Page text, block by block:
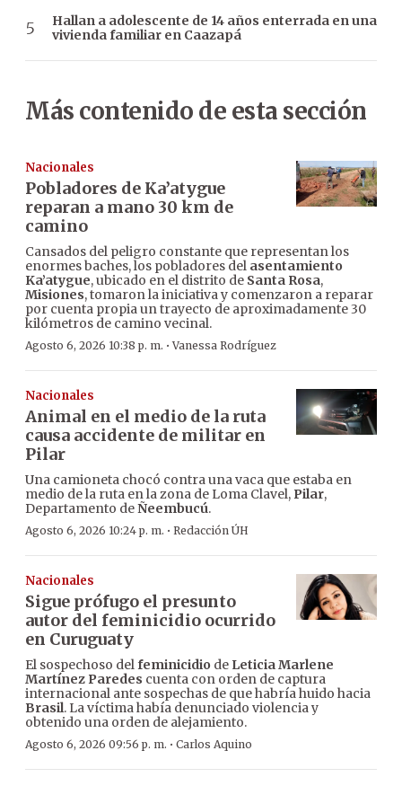
Hallan a adolescente de 14 años enterrada en una
vivienda familiar en Caazapá
Más contenido de esta sección
Nacionales
Pobladores de Ka’atygue
reparan a mano 30 km de
camino
Cansados del peligro constante que representan los
enormes baches, los pobladores del asentamiento
Ka’atygue, ubicado en el distrito de Santa Rosa,
Misiones, tomaron la iniciativa y comenzaron a reparar
por cuenta propia un trayecto de aproximadamente 30
kilómetros de camino vecinal.
Agosto 6, 2026 10:38 p. m. ·Vanessa Rodríguez
Nacionales
Animal en el medio de la ruta
causa accidente de militar en
Pilar
Una camioneta chocó contra una vaca que estaba en
medio de la ruta en la zona de Loma Clavel, Pilar,
Departamento deÑeembucú.
Agosto 6, 2026 10:24 p. m. · Redacción ÚH
Nacionales
Sigue prófugo el presunto
autor del feminicidio ocurrido
en Curuguaty
El sospechoso delfeminicidio de Leticia Marlene
Martínez Paredes cuenta con orden de captura
internacional ante sospechas de que habría huido hacia
Brasil. La víctima había denunciado violencia y
obtenido una orden de alejamiento.
Agosto 6, 2026 09:56 p. m. · Carlos Aquino